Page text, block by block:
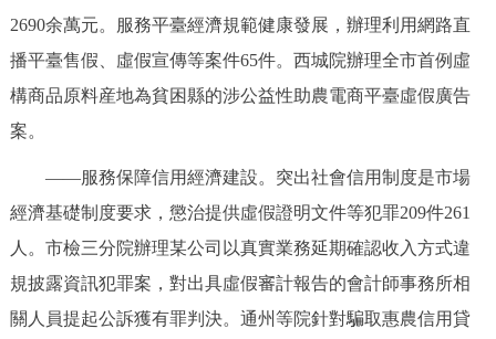
2690余萬元。服務平臺經濟規範健康發展，辦理利用網路直
播平臺售假、虛假宣傳等案件65件。西城院辦理全市首例虛
構商品原料産地為貧困縣的涉公益性助農電商平臺虛假廣告
案。
——服務保障信用經濟建設。突出社會信用制度是市場
經濟基礎制度要求，懲治提供虛假證明文件等犯罪209件261
人。市檢三分院辦理某公司以真實業務延期確認收入方式違
規披露資訊犯罪案，對出具虛假審計報告的會計師事務所相
關人員提起公訴獲有罪判決。通州等院針對騙取惠農信用貸